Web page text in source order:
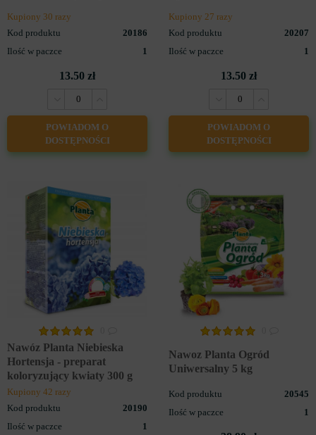
Kupiony 30 razy
Kod produktu
20186
Ilość w paczce
1
13.50 zł
POWIADOM O
DOSTĘPNOŚCI
Kupiony 27 razy
Kod produktu
20207
Ilość w paczce
1
13.50 zł
POWIADOM O
DOSTĘPNOŚCI
Nawóz Planta Niebieska
Hortensja - preparat
koloryzujący kwiaty 300 g
Kupiony 42 razy
Kod produktu
20190
Ilość w paczce
1
Nawoz Planta Ogród
Uniwersalny 5 kg
Kod produktu
20545
Ilość w paczce
1